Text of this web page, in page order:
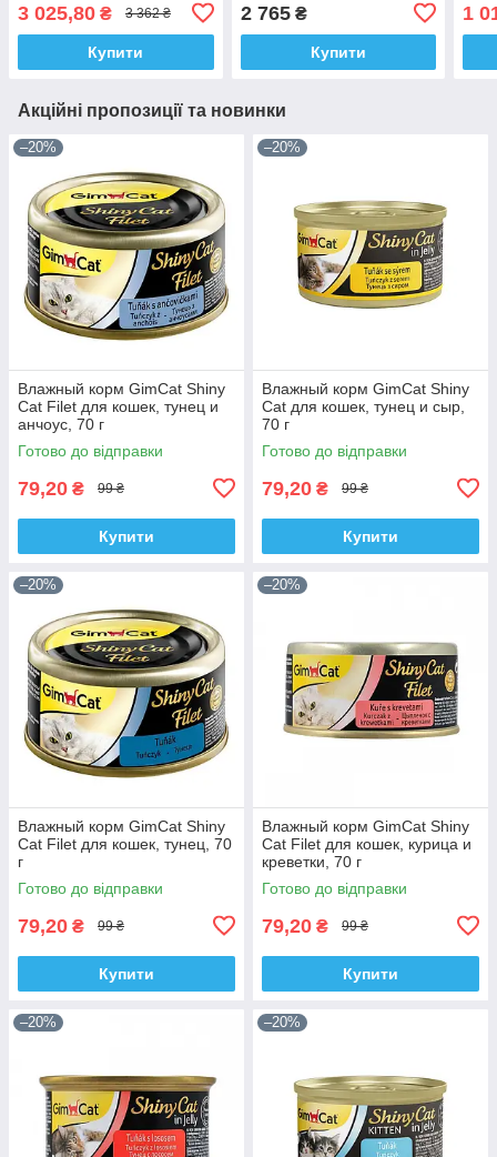
порід
3 025,80 ₴ 3 362 ₴
Купити
2 765₴
Купити
1
Акційні пропозиції та новинки
–20%
Влажный корм GimCat Shiny
Cat Filet для кошек, тунец и
анчоус, 70 г
Готово до відправки
79,20 ₴ 99 ₴
Купити
–20%
Влажный корм GimCat Shiny
Cat для кошек, тунец и сыр,
70 г
Готово до відправки
79,20 ₴ 99 ₴
Купити
–20%
Влажный корм GimCat Shiny
Cat Filet для кошек, тунец, 70
г
Готово до відправки
79,20 ₴ 99 ₴
Купити
–20%
Влажный корм GimCat Shiny
Cat Filet для кошек, курица и
креветки, 70 г
Готово до відправки
79,20 ₴ 99 ₴
Купити
–20% –20%